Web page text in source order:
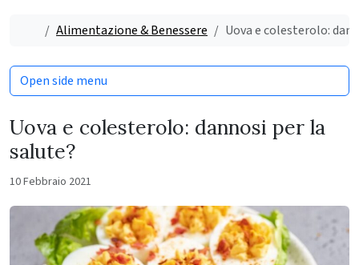
Home
Alimentazione & Benessere Uova e colesterolo:
Uova e colesterolo: dannosi per la
salute?
10 Febbraio 2021
Open side menu